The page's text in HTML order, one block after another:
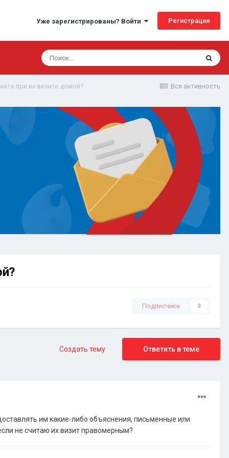
Уже зарегистрированы? Войти Регистрация
Вся активность
при их визите домой?
Подписчики 0
Ответить в теме
Создать тему
им какие-либо объяснения, письменные или
не считаю их визит правомерным?